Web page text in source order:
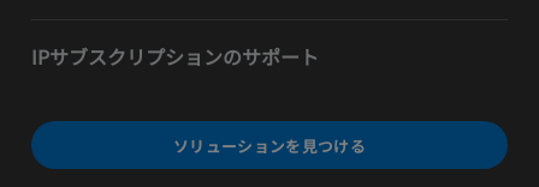
IPサブスクリプションのサポート
ソリューションを見つける